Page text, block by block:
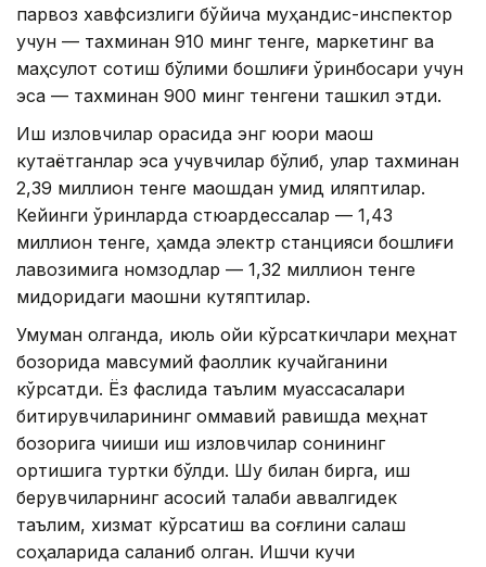
парвоз хавфсизлиги бўйича муҳандис-инспектор
учун — тахминан 910 минг тенге, маркетинг ва
маҳсулот сотиш бўлими бошлиғи ўринбосари учун
эса — тахминан 900 минг тенгени ташкил этди.
Иш изловчилар орасида энг юқори маош
кутаётганлар эса учувчилар бўлиб, улар тахминан
2,39 миллион тенге маошдан умид қиляптилар.
Кейинги ўринларда стюардессалар — 1,43
миллион тенге, ҳамда электр станцияси бошлиғи
лавозимига номзодлар — 1,32 миллион тенге
миқдоридаги маошни кутяптилар.
Умуман олганда, июль ойи кўрсаткичлари меҳнат
бозорида мавсумий фаоллик кучайганини
кўрсатди. Ёз фаслида таълим муассасалари
битирувчиларининг оммавий равишда меҳнат
бозорига чиқиши иш изловчилар сонининг
ортишига туртки бўлди. Шу билан бирга, иш
берувчиларнинг асосий талаби аввалгидек
таълим, хизмат кўрсатиш ва соғлиқни сақлаш
соҳаларида сақланиб қолган. Ишчи кучи